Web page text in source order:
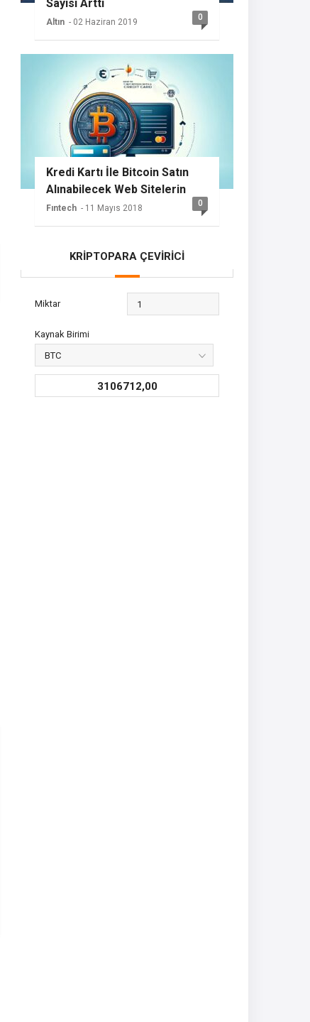
Sayısı Arttı
Altın - 02 Haziran 2019 0
Kredi Kartı İle Bitcoin Satın
Alınabilecek Web Sitelerin
Listesi
Fıntech - 11 Mayıs 2018 0
KRİPTOPARA ÇEVİRİCİ
Miktar
Kaynak Birimi
3106712,00